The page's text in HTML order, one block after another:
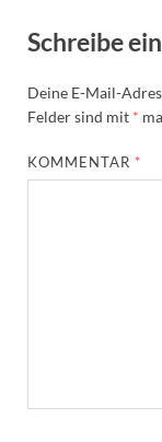
Schreibe
Deine E-Mail-
Felder sind mit *
KOMMENTAR *